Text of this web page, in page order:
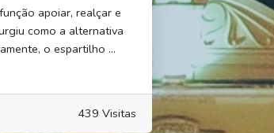
apoiar, realçar e
como a alternativa
o espartilho ...
439 Visitas